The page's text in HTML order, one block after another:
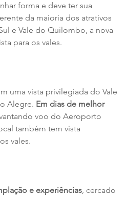
forma e deve ter sua
da maioria dos atrativos
e Vale do Quilombo, a nova
para os vales.
uma vista privilegiada do Vale
Alegre. Em dias de melhor
voo do Aeroporto
também tem vista
vales.
e experiências, cercado